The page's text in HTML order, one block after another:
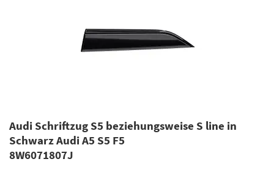
Audi Schriftzug S5 beziehungsweise S line in
Schwarz Audi A5 S5 F5
8W6071807J